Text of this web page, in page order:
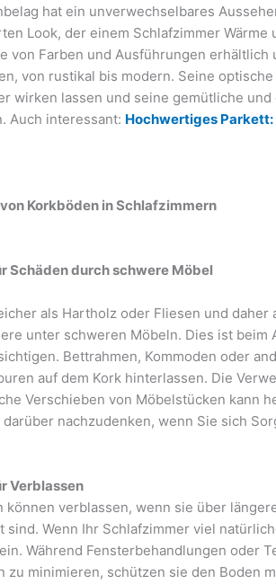
hat ein unverwechselbares
Look, der einem Schlafzimmer Wärme
von Farben und Ausführungen erhältlich
von rustikal bis modern. Seine
wirken lassen und seine gemütliche
Auch interessant: Hochwertiges Parkett:
Korkböden in Schlafzimmern
Schäden durch schwere Möbel
als Hartholz oder Fliesen und
unter schweren Möbeln. Dies ist beim
Bettrahmen, Kommoden oder
auf dem Kork hinterlassen. Die
Verschieben von Möbelstücken kann
nachzudenken, wenn Sie sich
Verblassen
können verblassen, wenn sie über
sind. Wenn Ihr Schlafzimmer viel
Während Fensterbehandlungen oder
zu minimieren, schützen sie den Boden